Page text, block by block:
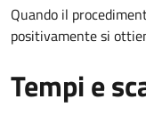
Quando il
positivamente si
Tempi e